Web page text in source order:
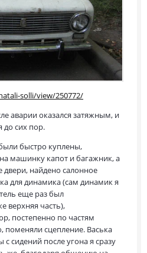
solli/view/250772/
аварии оказался затяжным, и
до сих пор.
быстро куплены,
машинку капот и багажник, а
найдено салонное
для динамика (сам динамик я
еще раз был
верхняя часть),
постепенно по частям
поменяли сцепление. Васька
с сидений после угона я сразу